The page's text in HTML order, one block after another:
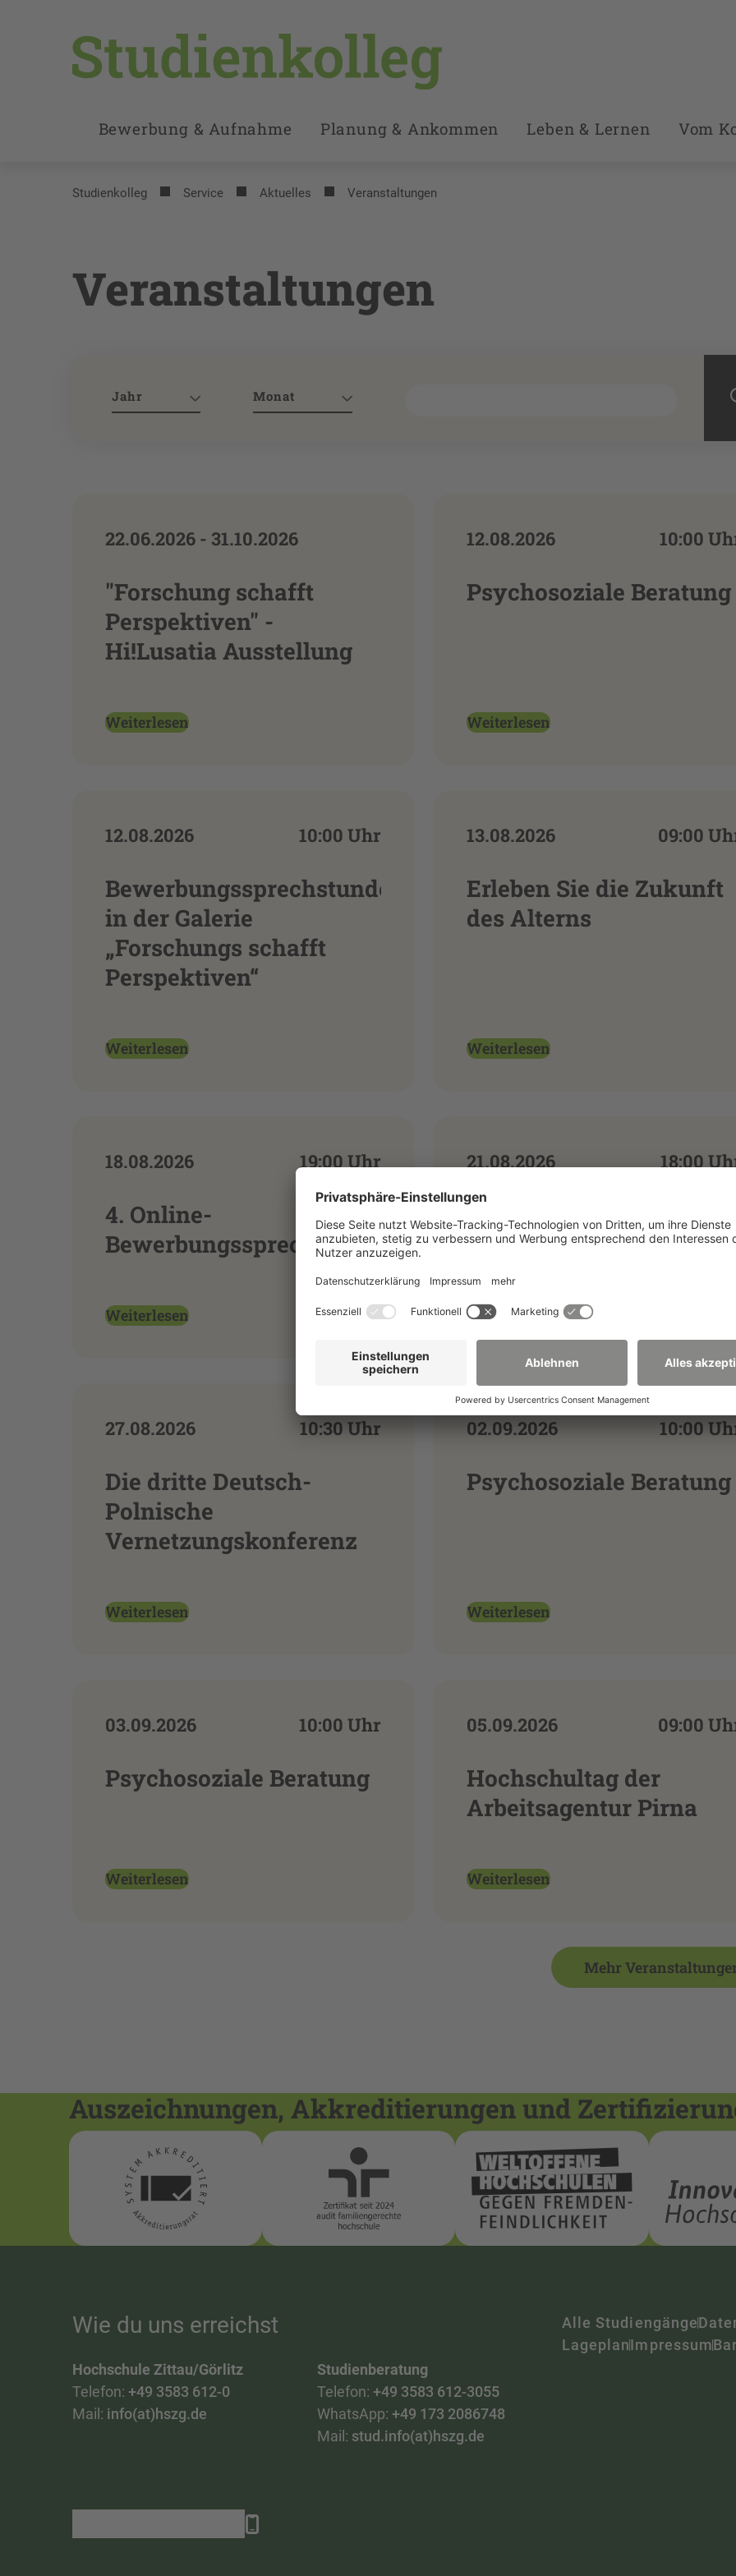
Bewerbung & Aufnahme Planung & Ankommen Leben & Lernen Vom
Studienkolleg Service Aktuelles Veranstaltungen
Veranstaltungen
Jahr Monat
22.06.2026 - 31.10.2026
"Forschung schafft
Perspektiven" -
Hi!Lusatia Ausstellung
Weiterlesen
12.08.2026 10:00
Psychosoziale Beratung
Weiterlesen
12.08.2026 10:00 Uhr
Bewerbungssprechstunde
in der Galerie
„Forschungs schafft
Perspektiven“
Weiterlesen
13.08.2026 09:00
Erleben Sie die Zukunft
des Alterns
Weiterlesen
18.08.2026 19:00 Uhr
4. Online-
Bewerbungssprechstunde
Weiterlesen
21.08.2026 18:00
DLR_SCIENCE_SPIN
Weiterlesen
27.08.2026 10:30 Uhr
Die dritte Deutsch-
Polnische
Vernetzungskonferenz
Weiterlesen
02.09.2026 10:00
Psychosoziale Beratung
Weiterlesen
03.09.2026 10:00 Uhr
Psychosoziale Beratung
Weiterlesen
05.09.2026 09:00
Hochschultag der
Arbeitsagentur Pirna
Weiterlesen
Mehr
Auszeichnungen, Akkreditierungen und
Wie du uns erreichst
Hochschule Zittau/Görlitz
Telefon: +49 3583 612-0
Mail: info(at)hszg.de
Studienberatung
Telefon: +49 3583 612-3055
WhatsApp: +49 173 2086748
Mail: stud.info(at)hszg.de
Alle Studiengänge
LageplanImpressum